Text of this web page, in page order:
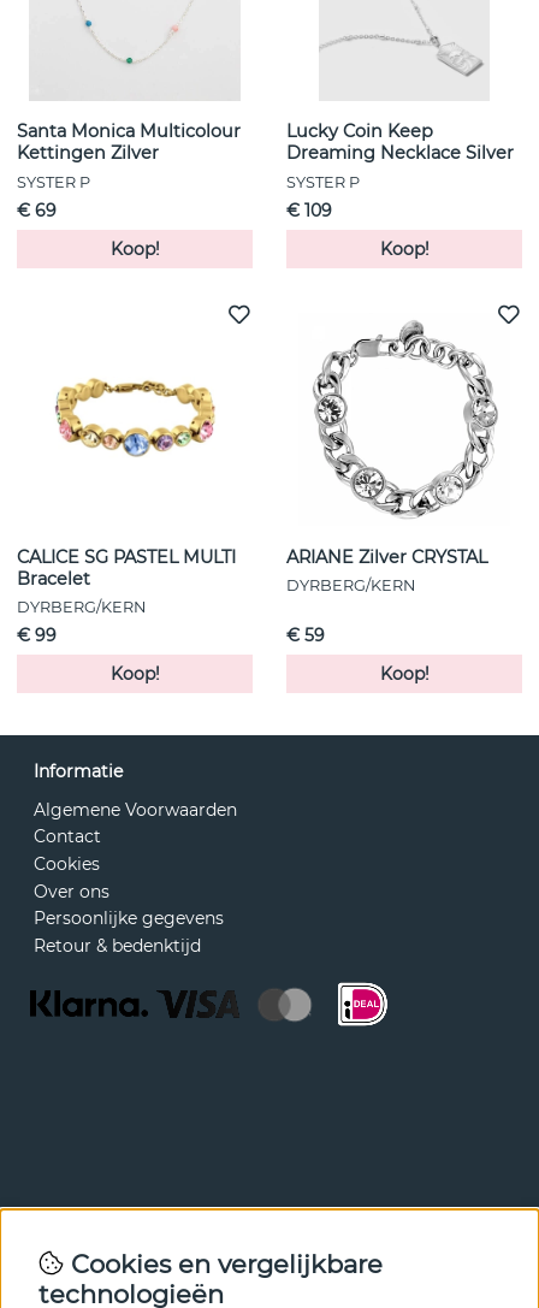
Santa Monica Multicolour
Kettingen Zilver
SYSTER P
€ 69
Koop!
Lucky Coin Keep
Dreaming Necklace Silver
SYSTER P
€ 109
Koop!
CALICE SG PASTEL MULTI
Bracelet
DYRBERG/KERN
€ 99
Koop!
ARIANE Zilver CRYSTAL
DYRBERG/KERN
€ 59
Koop!
Informatie
Algemene Voorwaarden
Contact
Cookies
Over ons
Persoonlijke gegevens
Retour & bedenktijd
Met onze nieuwsbrief ben je als eerste op de hoogte van
nieuws en aanbiedingen. Meld je hieronder aan.
Cookies en vergelijkbare
technologieën